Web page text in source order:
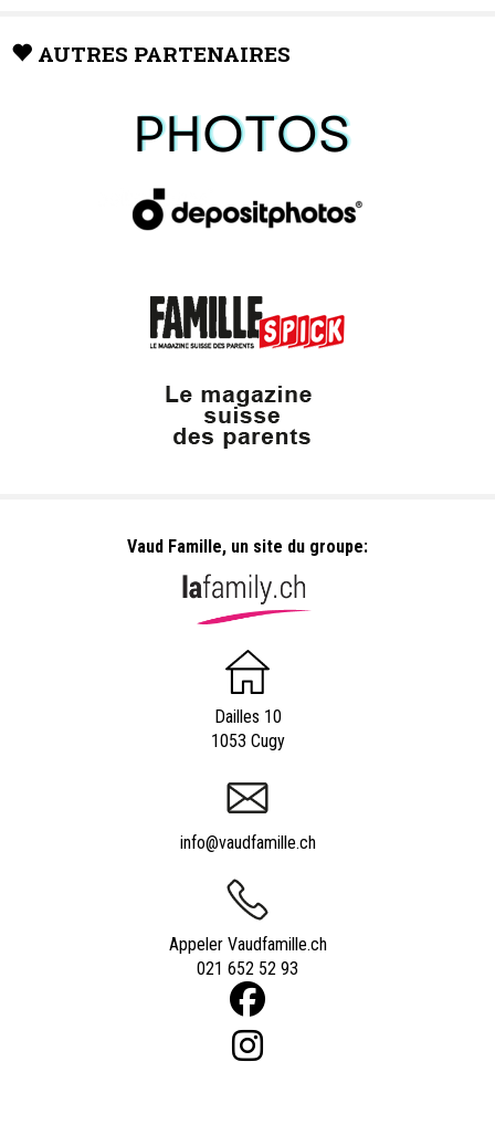
AUTRES PARTENAIRES
Vaud Famille, un site du groupe:
Dailles 10
1053 Cugy
info@vaudfamille.ch
Appeler Vaudfamille.ch
021 652 52 93